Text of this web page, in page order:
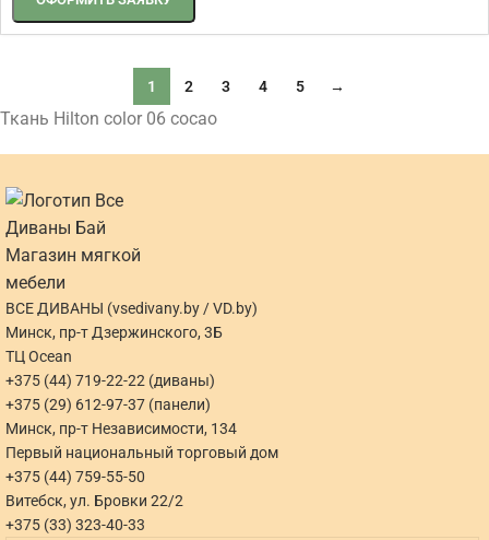
1 2 3 4 5 →
Ткань Hilton color 06 cocao
ВСЕ ДИВАНЫ (vsedivany.by / VD.by)
Минск, пр-т Дзержинского, 3Б
ТЦ Ocean
+375 (44) 719-22-22 (диваны)
+375 (29) 612-97-37 (панели)
Минск, пр-т Независимости, 134
Первый национальный торговый дом
+375 (44) 759-55-50
Витебск, ул. Бровки 22/2
+375 (33) 323-40-33